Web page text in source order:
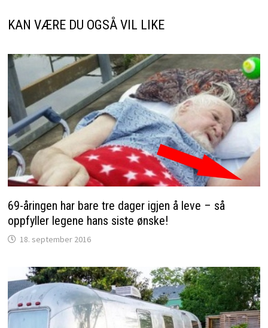
KAN VÆRE DU OGSÅ VIL LIKE
69-åringen har bare tre dager igjen å leve – så
oppfyller legene hans siste ønske!
18. september 2016